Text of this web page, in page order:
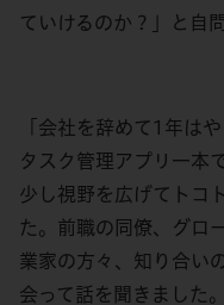
ていけるのか？」と自
「会社を辞めて1年は
タスク管理アプリ一本
少し視野を広げてトコ
た。前職の同僚、グロ
業家の方々、知り合い
会って話を聞きました